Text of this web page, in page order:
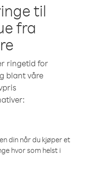
til
fra
ringetid for
blant våre
din når du kjøper et
hvor som helst i